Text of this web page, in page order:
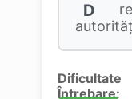
D
Dificultate
Întrebare: